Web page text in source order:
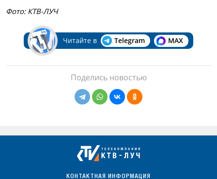
Фото: КТВ-ЛУЧ
Читайте в Telegram MAX
Поделись новостью
КОНТАКТНАЯ ИНФОРМАЦИЯ